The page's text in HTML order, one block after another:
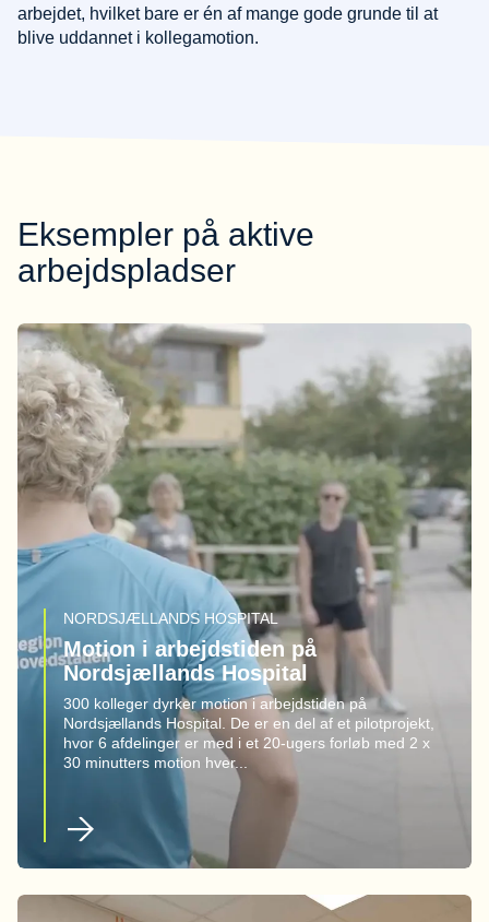
arbejdet, hvilket bare er én af mange gode grunde til at
blive uddannet i kollegamotion.
Eksempler på aktive
arbejdspladser
NORDSJÆLLANDS HOSPITAL
Motion i arbejdstiden på
Nordsjællands Hospital
300 kolleger dyrker motion i arbejdstiden på
Nordsjællands Hospital. De er en del af et pilotprojekt,
hvor 6 afdelinger er med i et 20-ugers forløb med 2 x
30 minutters motion hver...